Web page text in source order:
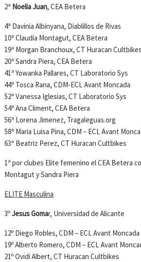
2ª Noelia Juan, CEA Betera
4ª Davinia Albinyana, Diablillos de Rivas
10ª Claudia Montagut, CEA Betera
19ª Morgan Branchoux, CT Huracan Cultbikes
20ª Sandra Piera, CEA Betera
41ª Yowanka Pallares, CT Laboratorio Sys
44ª Tosca Rana, CDM-ECL Avant Moncada
52ª Vanessa Iglesias, CT Laboratorio Sys
54ª Ana Climent, CEA Betera
56ª Lorena Jimenez, Tragaleguas.org
58ª Maria Luisa Pina, CDM – ECL Avant
63ª Beatriz Perez, CT Huracan Cultbikes
1ª por clubes Elite femenino el CEA Betera
Montagut y Sandra Piera
ELITE Masculina
3ºJesus Gomar, Universidad de Alicante
12º Diego Robles, CDM – ECL Avant Moncada
19º Alberto Romero, CDM – ECL Avant
21º Ovidi Albert, CT Huracan Cultbikes